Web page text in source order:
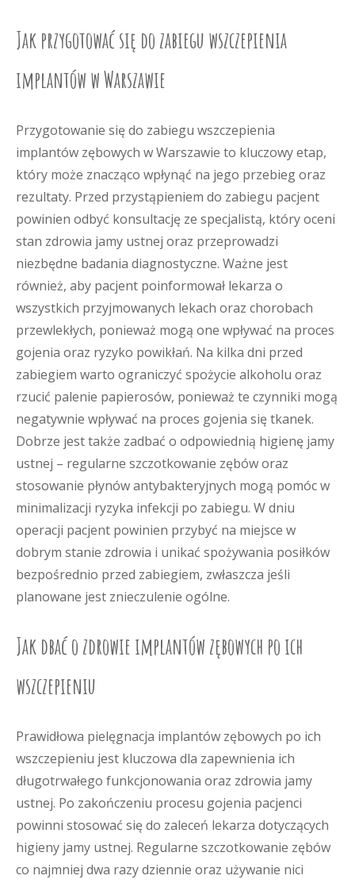
Jak przygotować się do zabiegu wszczepienia
implantów w Warszawie
Przygotowanie się do zabiegu wszczepienia
implantów zębowych w Warszawie to kluczowy etap,
który może znacząco wpłynąć na jego przebieg oraz
rezultaty. Przed przystąpieniem do zabiegu pacjent
powinien odbyć konsultację ze specjalistą, który oceni
stan zdrowia jamy ustnej oraz przeprowadzi
niezbędne badania diagnostyczne. Ważne jest
również, aby pacjent poinformował lekarza o
wszystkich przyjmowanych lekach oraz chorobach
przewlekłych, ponieważ mogą one wpływać na proces
gojenia oraz ryzyko powikłań. Na kilka dni przed
zabiegiem warto ograniczyć spożycie alkoholu oraz
rzucić palenie papierosów, ponieważ te czynniki mogą
negatywnie wpływać na proces gojenia się tkanek.
Dobrze jest także zadbać o odpowiednią higienę jamy
ustnej – regularne szczotkowanie zębów oraz
stosowanie płynów antybakteryjnych mogą pomóc w
minimalizacji ryzyka infekcji po zabiegu. W dniu
operacji pacjent powinien przybyć na miejsce w
dobrym stanie zdrowia i unikać spożywania posiłków
bezpośrednio przed zabiegiem, zwłaszcza jeśli
planowane jest znieczulenie ogólne.
Jak dbać o zdrowie implantów zębowych po ich
wszczepieniu
Prawidłowa pielęgnacja implantów zębowych po ich
wszczepieniu jest kluczowa dla zapewnienia ich
długotrwałego funkcjonowania oraz zdrowia jamy
ustnej. Po zakończeniu procesu gojenia pacjenci
powinni stosować się do zaleceń lekarza dotyczących
higieny jamy ustnej. Regularne szczotkowanie zębów
co najmniej dwa razy dziennie oraz używanie nici